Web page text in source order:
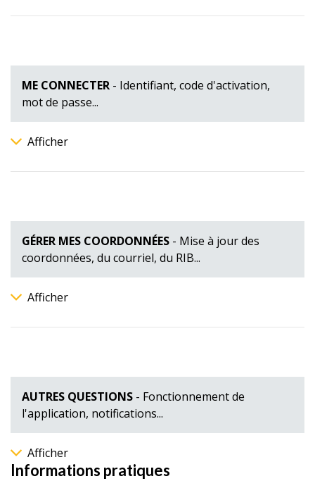
ME CONNECTER - Identifiant, code d'activation,
mot de passe...
Afficher
GÉRER MES COORDONNÉES - Mise à jour des
coordonnées, du courriel, du RIB...
Afficher
AUTRES QUESTIONS - Fonctionnement de
l'application, notifications...
Afficher
Informations pratiques